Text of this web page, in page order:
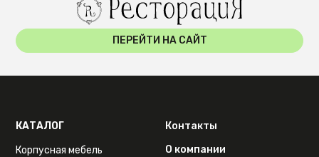
ПЕРЕЙТИ НА САЙТ
КАТАЛОГ
Корпусная мебель
Контакты
О компании